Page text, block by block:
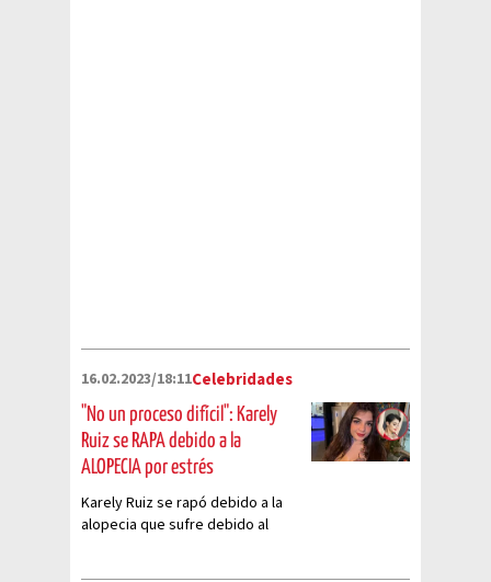
16.02.2023/18:11Celebridades
"No un proceso difícil": Karely
Ruiz se RAPA debido a la
ALOPECIA por estrés
Karely Ruiz se rapó debido a la
alopecia que sufre debido al